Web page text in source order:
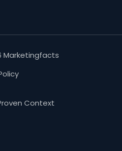
Marketingfacts
Context